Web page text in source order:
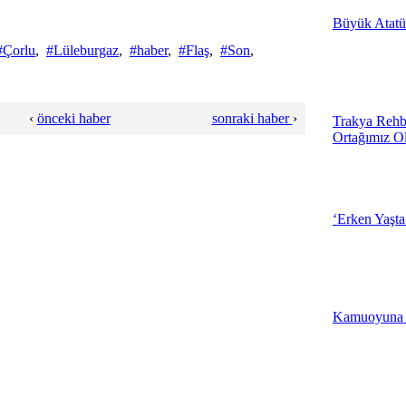
, #Lüleburgaz, #haber, #Flaş, #Son,
‹ önceki haber sonraki haber ›
18:57 -
İlker
Tiyatro
Merkezi'nde
Büyük
Trakya
Ortağımız
‘Erken